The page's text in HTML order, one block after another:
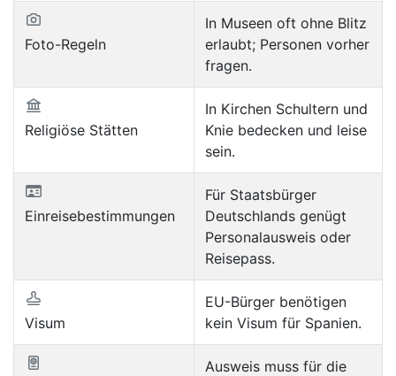
Foto-Regeln
In Museen oft ohne Blitz
erlaubt; Personen vorher
fragen.
Religiöse Stätten
In Kirchen Schultern und
Knie bedecken und leise
sein.
Einreisebestimmungen
Für Staatsbürger
Deutschlands genügt
Personalausweis oder
Reisepass.
Visum
EU-Bürger benötigen
kein Visum für Spanien.
Ausweis muss für die